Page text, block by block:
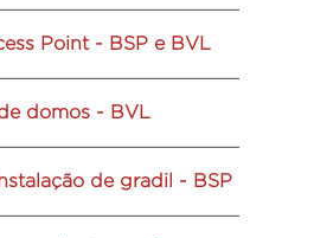
Point - BSP e BVL
domos - BVL
de gradil - BSP